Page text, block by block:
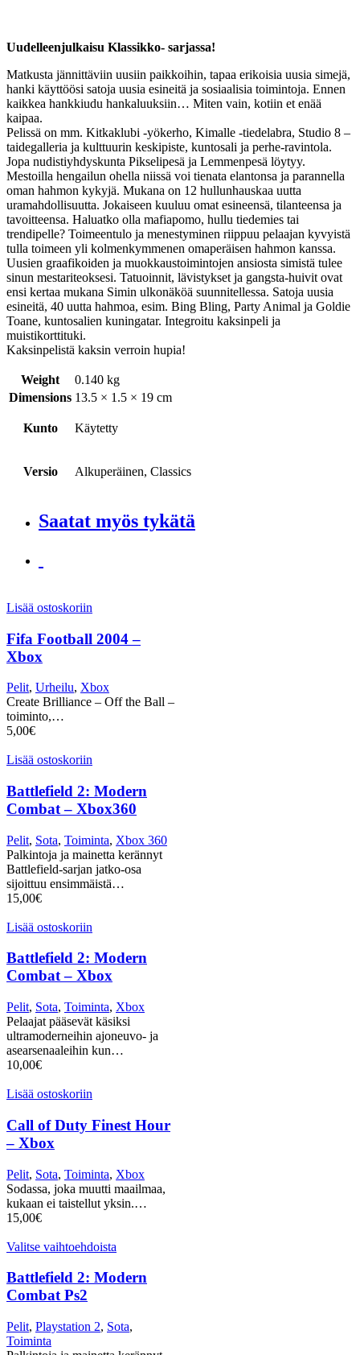
Uudelleenjulkaisu Klassikko- sarjassa!
Matkusta jännittäviin uusiin paikkoihin, tapaa erikoisia uusia simejä,
hanki käyttöösi satoja uusia esineitä ja sosiaalisia toimintoja. Ennen
kaikkea hankkiudu hankaluuksiin… Miten vain, kotiin et enää
kaipaa.
Pelissä on mm. Kitkaklubi -yökerho, Kimalle -tiedelabra, Studio 8 –
taidegalleria ja kulttuurin keskipiste, kuntosali ja perhe-ravintola.
Jopa nudistiyhdyskunta Pikselipesä ja Lemmenpesä löytyy.
Mestoilla hengailun ohella niissä voi tienata elantonsa ja parannella
oman hahmon kykyjä. Mukana on 12 hullunhauskaa uutta
uramahdollisuutta. Jokaiseen kuuluu omat esineensä, tilanteensa ja
tavoitteensa. Haluatko olla mafiapomo, hullu tiedemies tai
trendipelle? Toimeentulo ja menestyminen riippuu pelaajan kyvyistä
tulla toimeen yli kolmenkymmenen omaperäisen hahmon kanssa.
Uusien graafikoiden ja muokkaustoimintojen ansiosta simistä tulee
sinun mestariteoksesi. Tatuoinnit, lävistykset ja gangsta-huivit ovat
ensi kertaa mukana Simin ulkonäköä suunnitellessa. Satoja uusia
esineitä, 40 uutta hahmoa, esim. Bing Bling, Party Animal ja Goldie
Toane, kuntosalien kuningatar. Integroitu kaksinpeli ja
muistikorttituki.
Kaksinpelistä kaksin verroin hupia!
Weight
0.140 kg
Dimensions 13.5 × 1.5 × 19 cm
Kunto Käytetty
Versio Alkuperäinen, Classics
Saatat myös tykätä
Lisää ostoskoriin
Fifa Football 2004 –
Xbox
Pelit, Urheilu, Xbox
Create Brilliance – Off the Ball –
toiminto,…
5,00€
Lisää ostoskoriin
Battlefield 2: Modern
Combat – Xbox360
Pelit, Sota, Toiminta, Xbox 360
Palkintoja ja mainetta kerännyt
Battlefield-sarjan jatko-osa
sijoittuu ensimmäistä…
15,00€
Lisää ostoskoriin
Battlefield 2: Modern
Combat – Xbox
Pelit, Sota, Toiminta, Xbox
Pelaajat pääsevät käsiksi
ultramoderneihin ajoneuvo- ja
asearsenaaleihin kun…
10,00€
Lisää ostoskoriin
Call of Duty Finest Hour
– Xbox
Pelit, Sota, Toiminta, Xbox
Sodassa, joka muutti maailmaa,
kukaan ei taistellut yksin.…
15,00€
Valitse vaihtoehdoista
Battlefield 2: Modern
Combat Ps2
Pelit, Playstation 2, Sota,
Toiminta